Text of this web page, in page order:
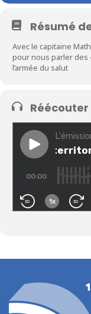
Résumé
Avec le capitaine
pour nous parler des
l’armée du salut